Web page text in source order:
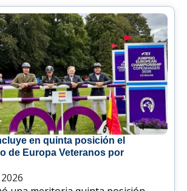
en quinta posición el
de Europa Veteranos por